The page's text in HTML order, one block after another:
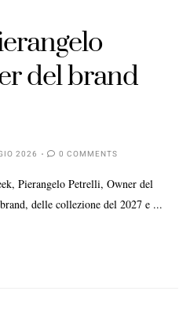
del brand
2026 0 COMMENTS
Pierangelo Petrelli, Owner del
delle collezione del 2027 e ...